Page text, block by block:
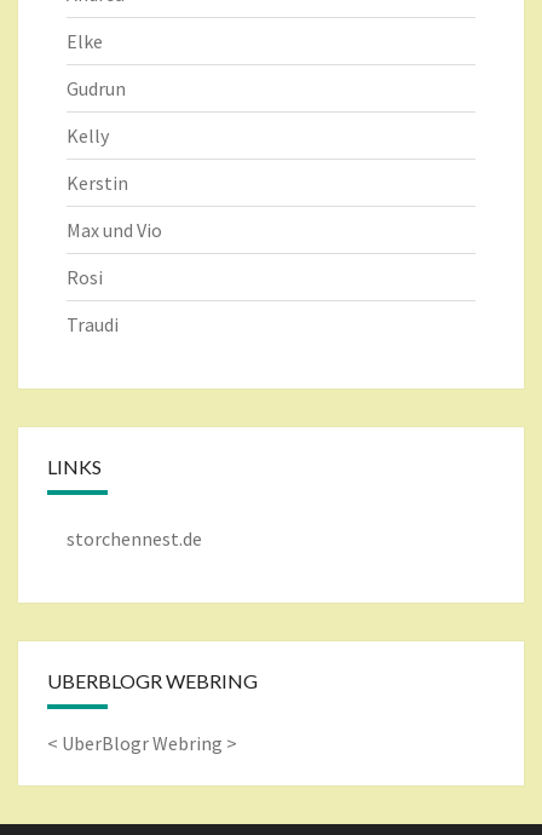
Elke
Gudrun
Kelly
Kerstin
Max und Vio
Rosi
Traudi
LINKS
storchennest.de
UBERBLOGR WEBRING
< UberBlogr Webring >